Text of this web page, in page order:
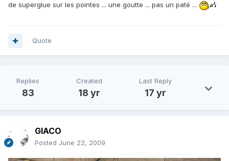
de superglue sur les pointes ... une goutte ... pas un paté ...
Quote
Replies
83
Created
18 yr
Last Reply
17 yr
GIACO
Posted June 22, 2009